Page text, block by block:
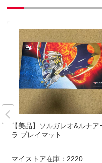
【美品】ソルガレオ&ルナア
ラ プレイマット
マイストア在庫： 2220